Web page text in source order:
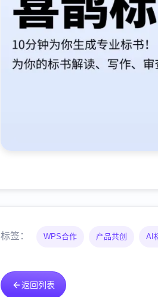
标签： WPS合作 产品共创 AI
返回列表